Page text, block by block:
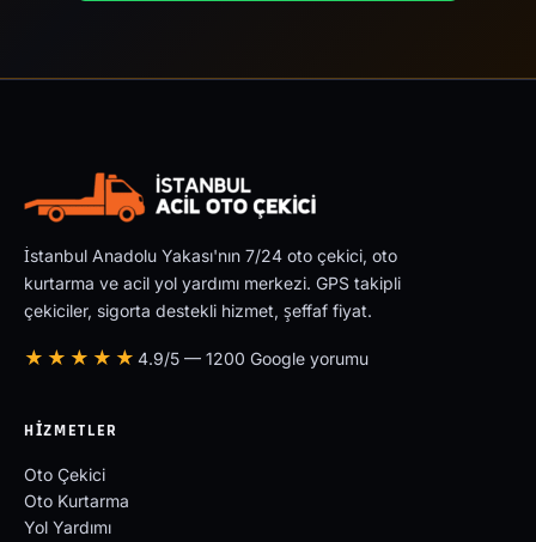
İstanbul Anadolu Yakası'nın 7/24 oto çekici, oto
kurtarma ve acil yol yardımı merkezi. GPS takipli
çekiciler, sigorta destekli hizmet, şeffaf fiyat.
★★★★★ 4.9/5 — 1200 Google yorumu
HIZMETLER
Oto Çekici
Oto Kurtarma
Yol Yardımı